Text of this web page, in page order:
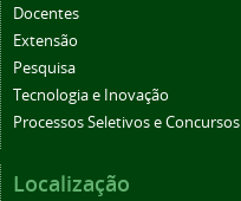
Docentes
Extensão
Pesquisa
Tecnologia e Inovação
Processos Seletivos e Concursos
Localização